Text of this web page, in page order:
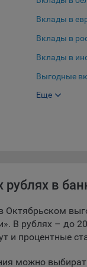
9.5.
При
Вклады в
Вклады в
Вклады в
Выгодные
Выгодные
Еще
в
Октябрьском
В рублях – до
и процентные
можно